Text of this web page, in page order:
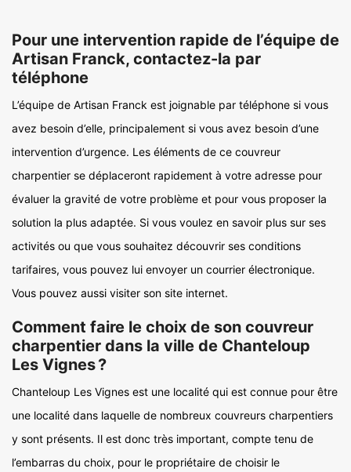
Pour une intervention rapide de l’équipe de
Artisan Franck, contactez-la par
téléphone
L’équipe de Artisan Franck est joignable par téléphone si vous
avez besoin d’elle, principalement si vous avez besoin d’une
intervention d’urgence. Les éléments de ce couvreur
charpentier se déplaceront rapidement à votre adresse pour
évaluer la gravité de votre problème et pour vous proposer la
solution la plus adaptée. Si vous voulez en savoir plus sur ses
activités ou que vous souhaitez découvrir ses conditions
tarifaires, vous pouvez lui envoyer un courrier électronique.
Vous pouvez aussi visiter son site internet.
Comment faire le choix de son couvreur
charpentier dans la ville de Chanteloup
Les Vignes ?
Chanteloup Les Vignes est une localité qui est connue pour être
une localité dans laquelle de nombreux couvreurs charpentiers
y sont présents. Il est donc très important, compte tenu de
l’embarras du choix, pour le propriétaire de choisir le